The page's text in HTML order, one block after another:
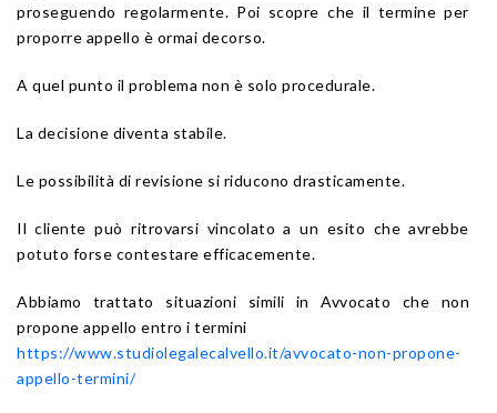
proseguendo regolarmente. Poi scopre che il termine per
proporre appello è ormai decorso.
A quel punto il problema non è solo procedurale.
La decisione diventa stabile.
Le possibilità di revisione si riducono drasticamente.
Il cliente può ritrovarsi vincolato a un esito che avrebbe
potuto forse contestare efficacemente.
Abbiamo trattato situazioni simili in Avvocato che non
propone appello entro i termini
https://www.studiolegalecalvello.it/avvocato-non-propone-
appello-termini/